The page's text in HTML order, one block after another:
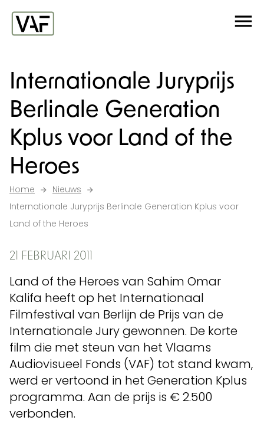
Ga verder naar de inhoud
Internationale Juryprijs
Berlinale Generation
Kplus voor Land of the
Heroes
Home
Nieuws
Internationale Juryprijs Berlinale Generation Kplus voor
Land of the Heroes
21 FEBRUARI 2011
Land of the Heroes van Sahim Omar
Kalifa heeft op het Internationaal
Filmfestival van Berlijn de Prijs van de
Internationale Jury gewonnen. De korte
film die met steun van het Vlaams
Audiovisueel Fonds (VAF) tot stand kwam,
werd er vertoond in het Generation Kplus
programma. Aan de prijs is € 2.500
verbonden.